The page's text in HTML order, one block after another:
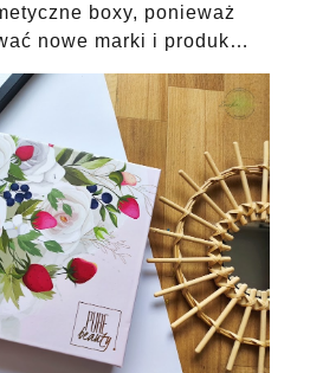
boxy, ponieważ
nowe marki i produk…